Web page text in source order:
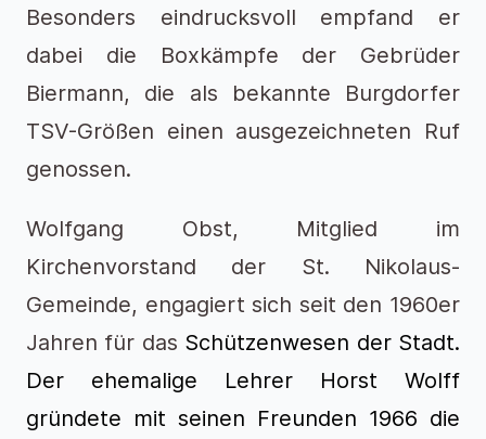
Besonders eindrucksvoll empfand er
dabei die Boxkämpfe der Gebrüder
Biermann, die als bekannte Burgdorfer
TSV-Größen einen ausgezeichneten Ruf
genossen.
Wolfgang Obst, Mitglied im
Kirchenvorstand der St. Nikolaus-
Gemeinde, engagiert sich seit den 1960er
Jahren für das Schützenwesen der Stadt.
Der ehemalige Lehrer
Horst Wolff
gründete mit seinen Freunden 1966 die